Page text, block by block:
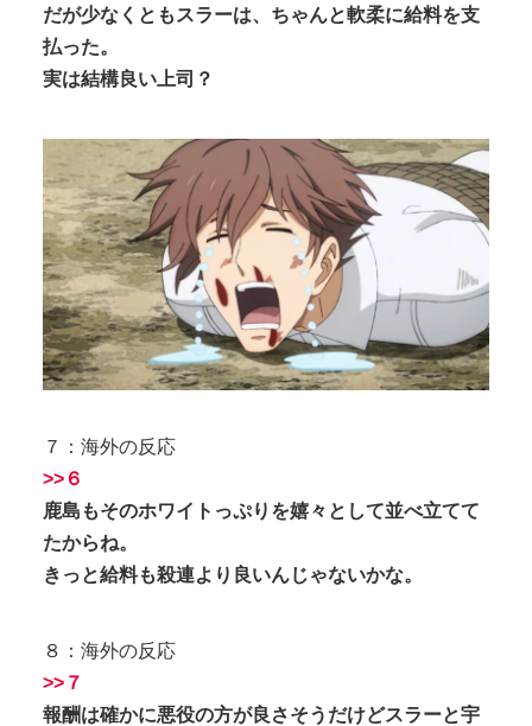
だが少なくともスラーは、ちゃんと軟柔に給料を支
払った。
実は結構良い上司？
７：海外の反応
>>６
鹿島もそのホワイトっぷりを嬉々として並べ立てて
たからね。
きっと給料も殺連より良いんじゃないかな。
８：海外の反応
>>７
報酬は確かに悪役の方が良さそうだけどスラーと宇